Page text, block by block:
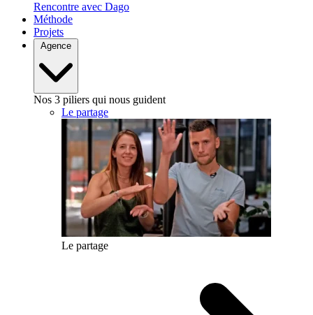
Rencontre avec Dago
Méthode
Projets
Agence
Nos 3 piliers qui nous guident
Le partage
Le partage